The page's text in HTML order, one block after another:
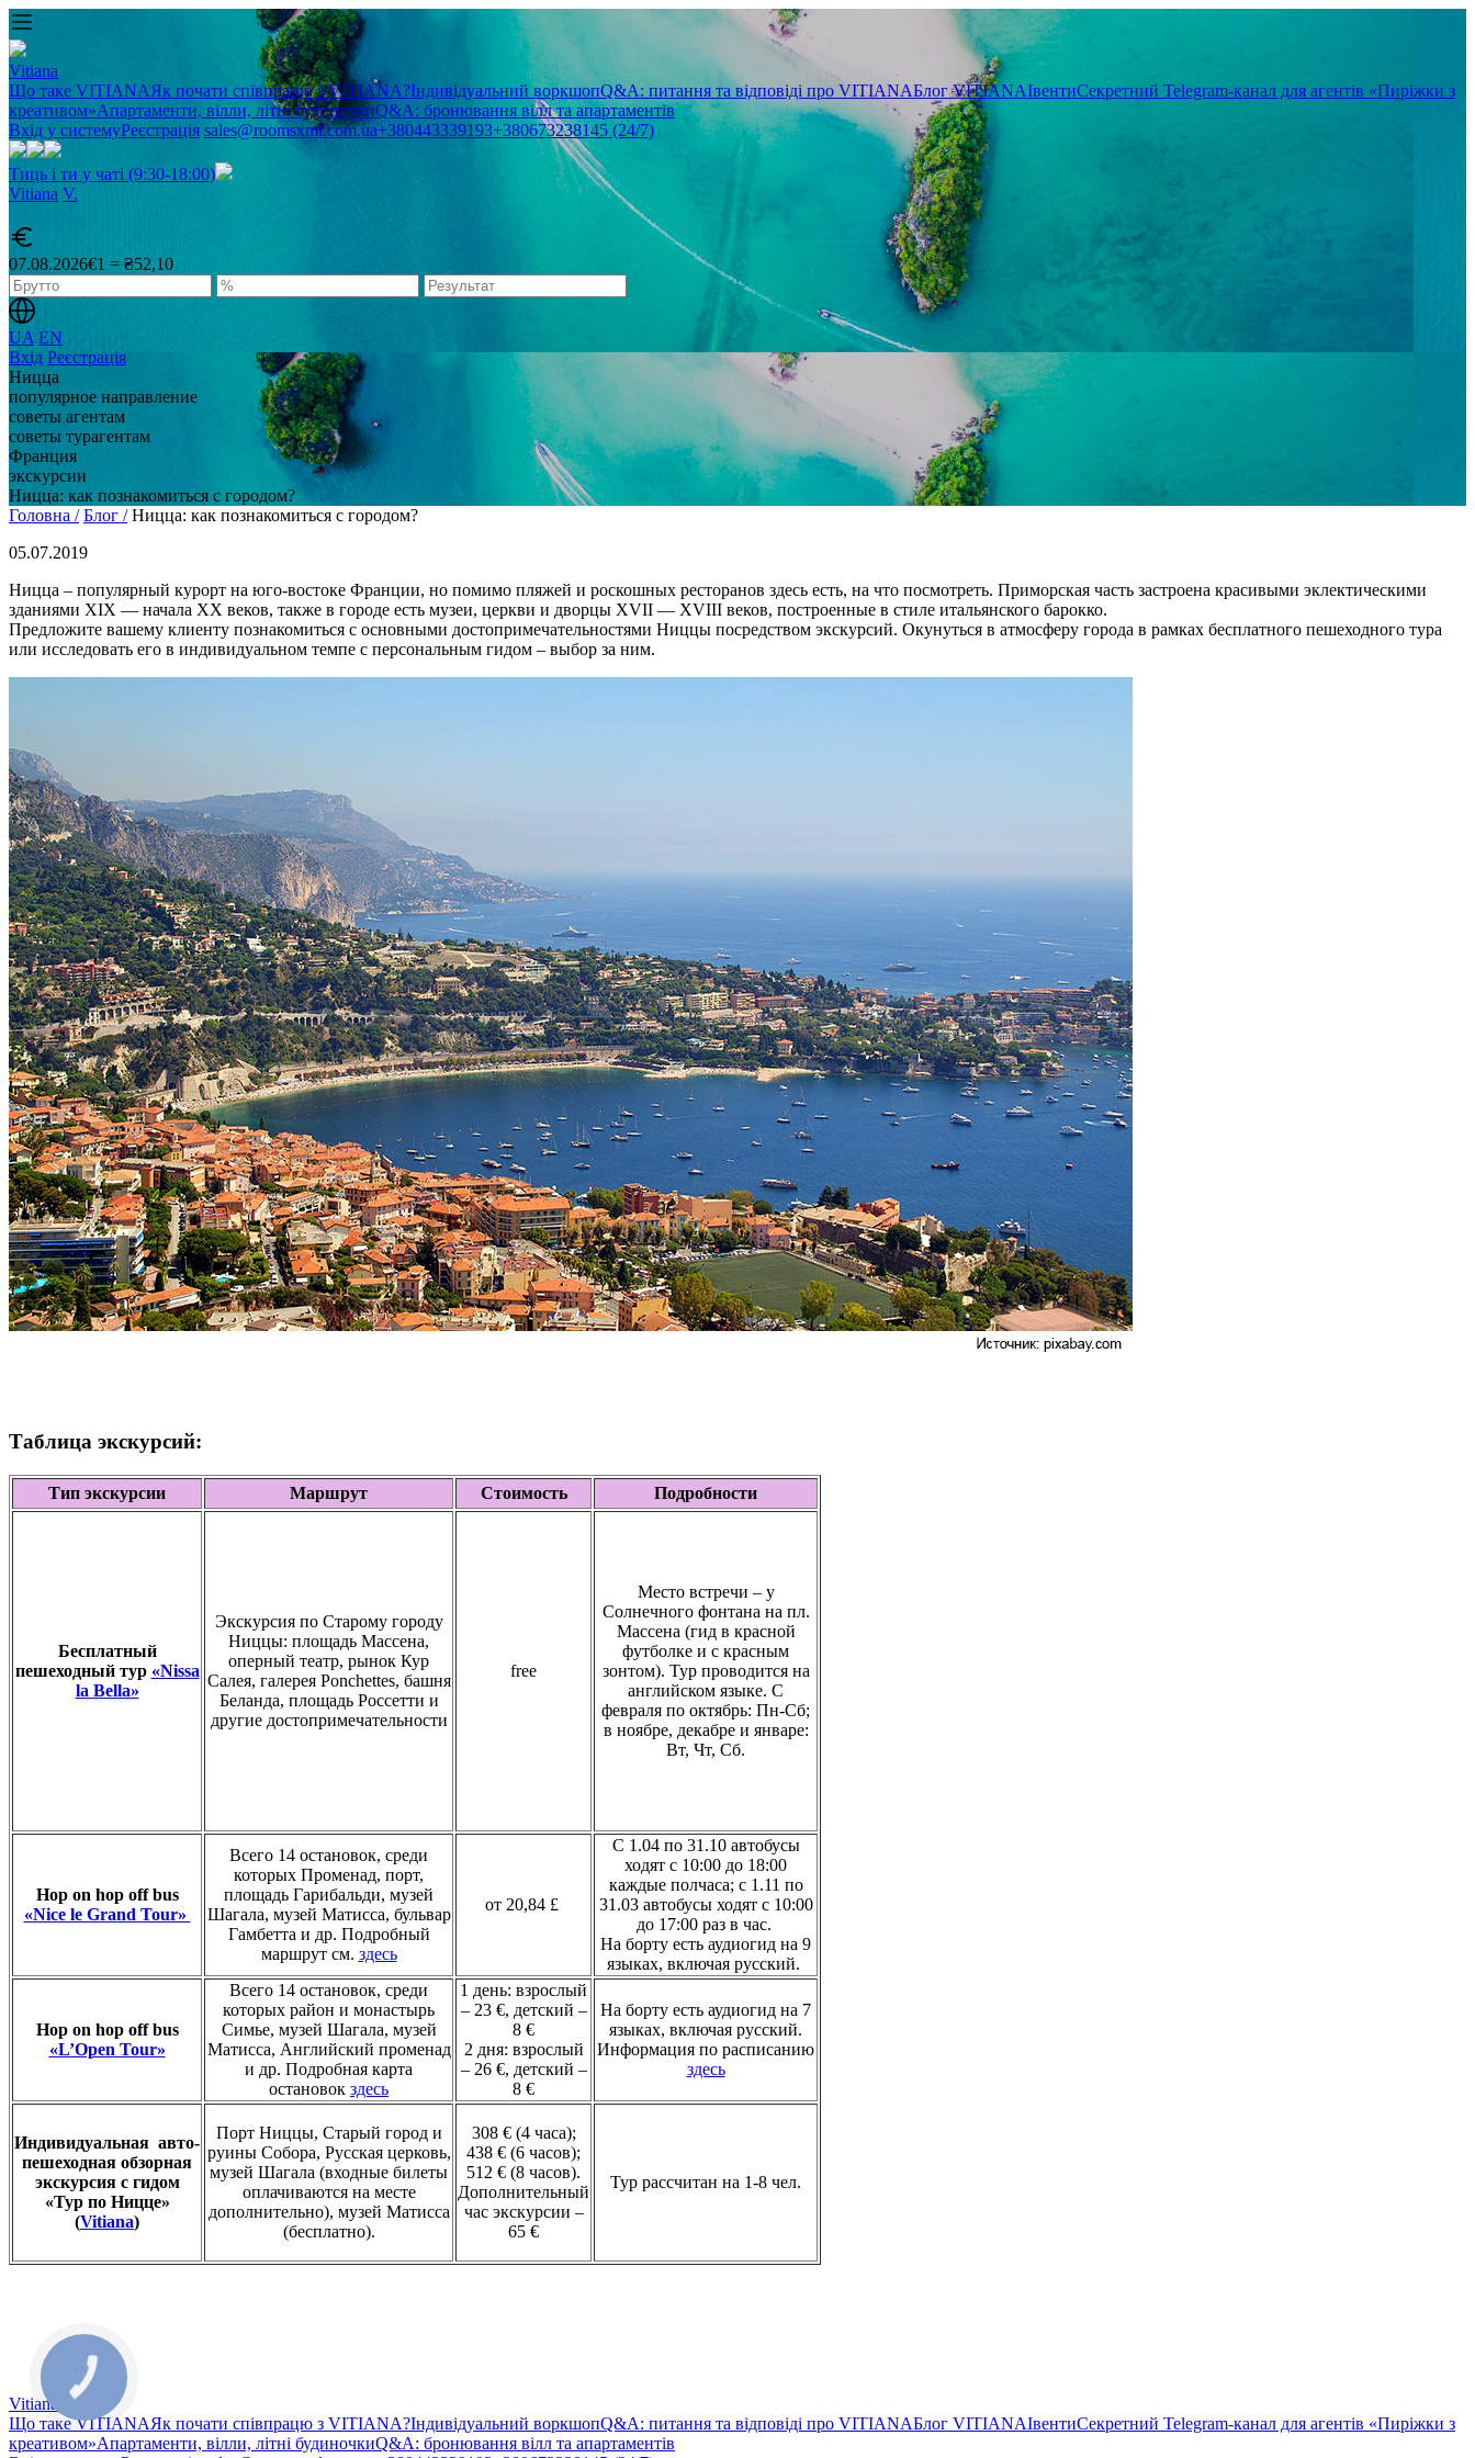
Vitiana
Що таке VITIANAЯк почати співпрацю з VITIANA?Індивідуальний воркшопQ&A: питання та відповіді про VITIANAБлог VITIANAІвентиСекретний Telegram-канал для агентів «Пиріжки з
креативом»Апартаменти, вілли, літні будиночкиQ&A: бронювання вілл та апартаментів
Вхід у системуРеєстрація sales@roomsxml.com.ua+380443339193+380673238145 (24/7)
Тиць і ти у чаті (9:30-18:00)
Vitiana V.
07.08.2026€1 = ₴52,10
UA EN
Вхід Реєстрація
Ницца
популярное направление
советы агентам
советы турагентам
Франция
экскурсии
Ницца: как познакомиться с городом?
Головна / Блог / Ницца: как познакомиться с городом?
05.07.2019
Ницца – популярный курорт на юго-востоке Франции, но помимо пляжей и роскошных ресторанов здесь есть, на что посмотреть. Приморская часть застроена красивыми эклектическими
зданиями XIX — начала XX веков, также в городе есть музеи, церкви и дворцы XVII — XVIII веков, построенные в стиле итальянского барокко.
Предложите вашему клиенту познакомиться с основными достопримечательностями Ниццы посредством экскурсий. Окунуться в атмосферу города в рамках бесплатного пешеходного тура
или исследовать его в индивидуальном темпе с персональным гидом – выбор за ним.
Таблица экскурсий:
Тип экскурсии Маршрут Стоимость Подробности
Бесплатный
пешеходный тур «Nissa
la Bella»
Экскурсия по Старому городу
Ниццы: площадь Массена,
оперный театр, рынок Кур
Салея, галерея Ponchettes, башня
Беланда, площадь Россетти и
другие достопримечательности
free
Место встречи – у
Солнечного фонтана на пл.
Массена (гид в красной
футболке и с красным
зонтом). Тур проводится на
английском языке. С
февраля по октябрь: Пн-Сб;
в ноябре, декабре и январе:
Вт, Чт, Сб.
Hop on hop off bus
«Nice le Grand Tour»
Всего 14 остановок, среди
которых Променад, порт,
площадь Гарибальди, музей
Шагала, музей Матисса, бульвар
Гамбетта и др. Подробный
маршрут см. здесь
от20,84 £
С 1.04 по 31.10 автобусы
ходят с 10:00 до 18:00
каждые полчаса; с 1.11 по
31.03 автобусы ходят с 10:00
до 17:00 раз в час.
На борту есть аудиогид на 9
языках, включая русский.
Hop on hop off bus
«L’Open Tour»
Всего 14 остановок, среди
которых район и монастырь
Симье, музей Шагала, музей
Матисса, Английский променад
и др. Подробная карта
остановок здесь
1 день: взрослый
– 23 €, детский –
8 €
2 дня: взрослый
– 26 €, детский –
8 €
На борту есть аудиогид на 7
языках, включая русский.
Информация по расписанию
здесь
Индивидуальная авто-
пешеходная обзорная
экскурсия с гидом
«Тур по Ницце»
(Vitiana)
Порт Ниццы, Старый город и
руины Собора, Русская церковь,
музей Шагала (входные билеты
оплачиваются на месте
дополнительно), музей Матисса
(бесплатно).
308 € (4 часа);
438 € (6 часов);
512 € (8 часов).
Дополнительный
час экскурсии –
65 €
Тур рассчитан на 1-8 чел.
Vitiana
Що таке VITIANAЯк почати співпрацю з VITIANA?Індивідуальний воркшопQ&A: питання та відповіді про VITIANAБлог VITIANAІвентиСекретний Telegram-канал для агентів «Пиріжки з
креативом»Апартаменти, вілли, літні будиночкиQ&A: бронювання вілл та апартаментів